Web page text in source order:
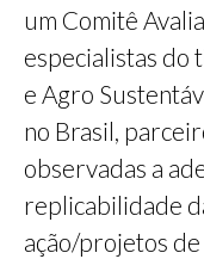
um Comitê
especialistas do
e Agro
no Brasil,
observadas a
replicabilidade
ação/projetos